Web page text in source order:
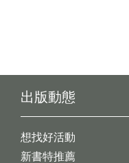
出版動態
想找好活動
新書特推薦